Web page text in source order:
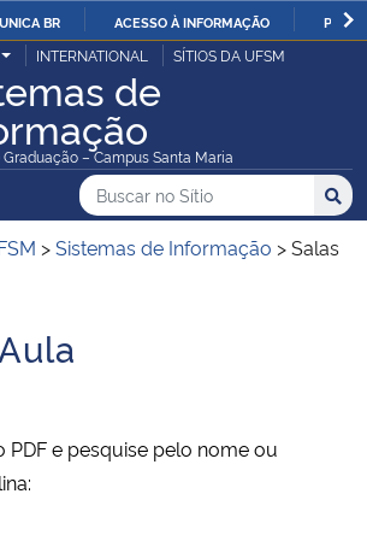
IR
PARA
O
CONTEÚDO
BR ACESSO À INFORMAÇÃO
Pública
INTERNATIONAL SÍTIOS DA UFSM
de
Graduação – Campus Santa Maria
Principal do Sítio
Busca
Buscar no no Sítio
Busca:
>Sistemas de Informação >Salas
PDF e pesquise pelo nome ou